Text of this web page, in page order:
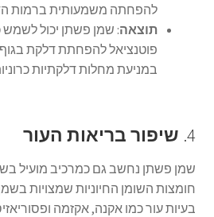
להפחתה משמעותית ברמות
תוצאה: שמן פשתן יכול לשמש
פוטנציאל להפחתת דלקת
במניעת מחלות דלקתיות
4. שיפור בריאות העור
שמן פשתן נחשב גם כמרכיב מועיל
חומצות השומן החיוניות שמצויות
בעיות עור כמו אקנה, אקזמה